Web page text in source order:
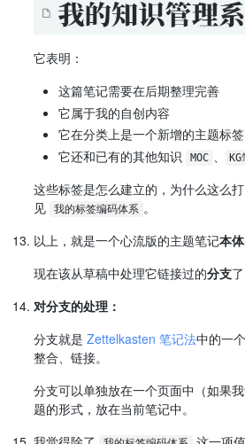
它表明：
这篇笔记需要在后期整理完善
它属于我的自创内容
它在分类上是一个新增的主题标签
它还和已有的其他知识 MOC
这些标签是怎么建立的，为什么这么
见
我的标签编码体系 。
以上，就是一个心流版的主题笔记本体
现在该从草稿中处理它链接过的分支了
对分支的处理：
分支就是 Zettelkasten 笔记法中的一
整合、链接。
分支可以单独放在一个页面中（如果
题的形式，放在当前笔记中。